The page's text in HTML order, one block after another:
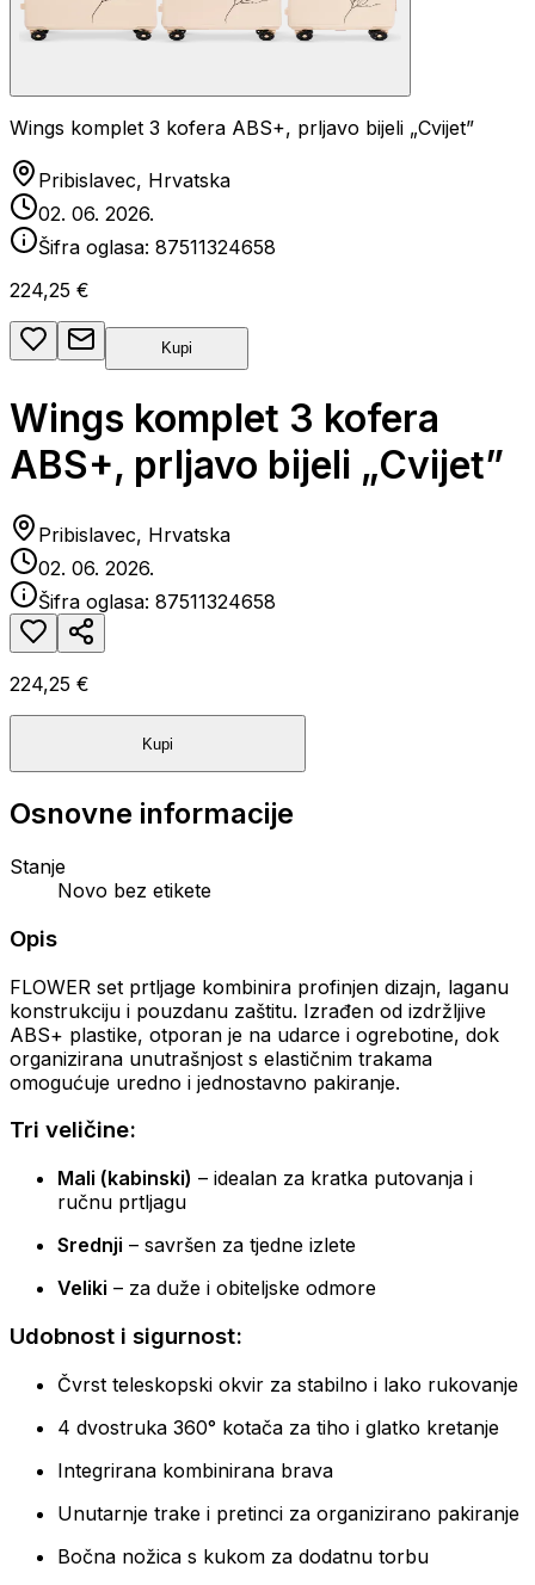
Wings komplet 3 kofera ABS+, prljavo bijeli „Cvijet”
Pribislavec, Hrvatska
02. 06. 2026.
Šifra oglasa: 87511324658
224,25 €
Kupi
Wings komplet 3 kofera
ABS+, prljavo bijeli „Cvijet”
Pribislavec, Hrvatska
02. 06. 2026.
Šifra oglasa: 87511324658
224,25 €
Kupi
Osnovne informacije
Stanje
Novo bez etikete
Opis
FLOWER set prtljage kombinira profinjen dizajn, laganu
konstrukciju i pouzdanu zaštitu. Izrađen od izdržljive
ABS+ plastike, otporan je na udarce i ogrebotine, dok
organizirana unutrašnjost s elastičnim trakama
omogućuje uredno i jednostavno pakiranje.
Tri veličine:
Mali (kabinski) – idealan za kratka putovanja i
ručnu prtljagu
Srednji – savršen za tjedne izlete
Veliki – za duže i obiteljske odmore
Udobnost i sigurnost:
Čvrst teleskopski okvir za stabilno i lako rukovanje
4 dvostruka 360° kotača za tiho i glatko kretanje
Integrirana kombinirana brava
Unutarnje trake i pretinci za organizirano pakiranje
Bočna nožica s kukom za dodatnu torbu